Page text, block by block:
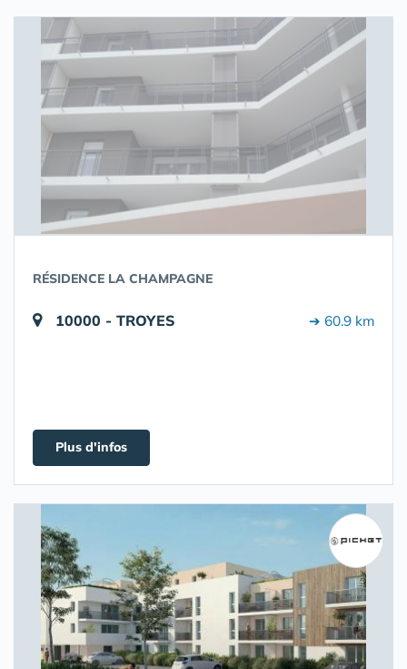
RÉSIDENCE LA CHAMPAGNE
10000 - TROYES ➔ 60.9 km
Plus d'infos